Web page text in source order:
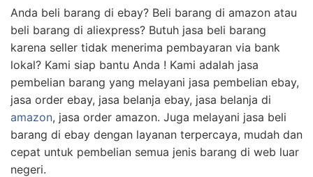
Anda beli barang di ebay? Beli barang di amazon atau
beli barang di aliexpress? Butuh jasa beli barang
karena seller tidak menerima pembayaran via bank
lokal? Kami siap bantu Anda ! Kami adalah jasa
pembelian barang yang melayani jasa pembelian ebay,
jasa order ebay, jasa belanja ebay, jasa belanja di
amazon, jasa order amazon. Juga melayani jasa beli
barang di ebay dengan layanan terpercaya, mudah dan
cepat untuk pembelian semua jenis barang di web luar
negeri.